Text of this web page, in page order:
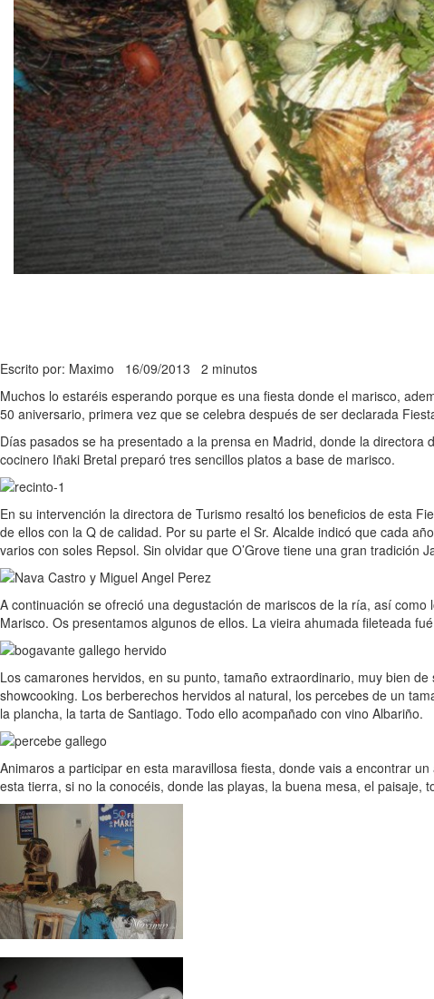
Escrito por: Maximo 16/09/2013 2 minutos
Muchos lo estaréis esperando porque es una fiesta donde el marisco,
50 aniversario, primera vez que se celebra después de ser declarada
Días pasados se ha presentado a la prensa en Madrid, donde la directora
cocinero Iñaki Bretal preparó tres sencillos platos a base de marisco.
En su intervención la directora de Turismo resaltó los beneficios de esta
de ellos con la Q de calidad. Por su parte el Sr. Alcalde indicó que cada
varios con soles Repsol. Sin olvidar que O’Grove tiene una gran tradición
A continuación se ofreció una degustación de mariscos de la ría, así
Marisco. Os presentamos algunos de ellos. La vieira ahumada fileteada
Los camarones hervidos, en su punto, tamaño extraordinario, muy bien
showcooking. Los berberechos hervidos al natural, los percebes de un
la plancha, la tarta de Santiago. Todo ello acompañado con vino Albariño.
Animaros a participar en esta maravillosa fiesta, donde vais a encontrar
esta tierra, si no la conocéis, donde las playas, la buena mesa, el